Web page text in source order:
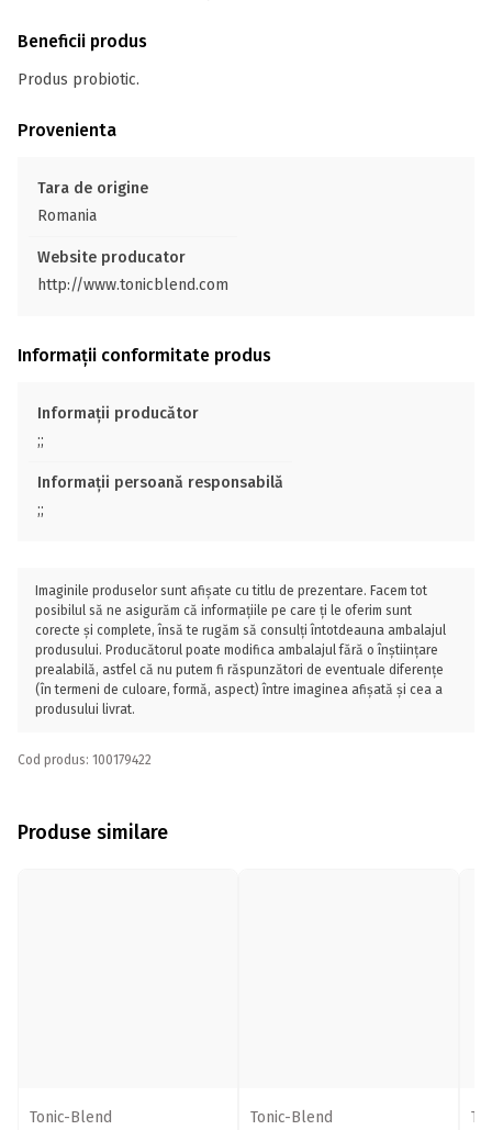
Beneficii produs
Produs probiotic.
Provenienta
Tara de origine
Romania
Website producator
http://www.tonicblend.com
Informații conformitate produs
Informații producător
;;
Informații persoană responsabilă
;;
Imaginile produselor sunt afișate cu titlu de prezentare. Facem tot
posibilul să ne asigurăm că informațiile pe care ți le oferim sunt
corecte și complete, însă te rugăm să consulți întotdeauna ambalajul
produsului. Producătorul poate modifica ambalajul fără o înștiințare
prealabilă, astfel că nu putem fi răspunzători de eventuale diferențe
(în termeni de culoare, formă, aspect) între imaginea afișată și cea a
produsului livrat.
Cod produs: 100179422
Produse similare
Tonic-Blend
Tonic-Blend